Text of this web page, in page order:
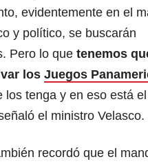
evidentemente en el
y político, se buscarán
Pero lo que tenemos
los Juegos
los tenga y en eso está el
el ministro Velasco.
recordó que el